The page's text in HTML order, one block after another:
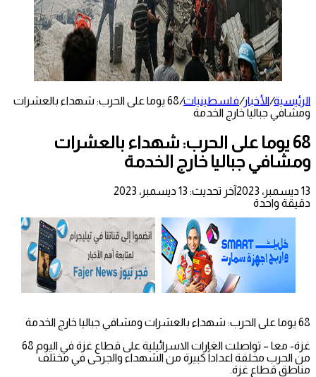
الرئيسية/الأخبار/فلسطينيات/
68 يوما على الحرب: شهداء بالعشرات
ومشافي جباليا خارج الخدمة
68 يوما على الحرب: شهداء بالعشرات
ومشافي جباليا خارج الخدمة
13 ديسمبر، 2023
آخر تحديث: 13 ديسمبر، 2023
دقيقة واحدة
68 يوما على الحرب: شهداء بالعشرات ومشافي جباليا خارج الخدمة
غزة- معا – تواصلت الغارات الاسرائيلية على قطاع غزة في اليوم 68
من الحرب مخلفة اعداداً كبيرة من الشهداء والجرحى في مختلف
مناطق قطاع غزة.